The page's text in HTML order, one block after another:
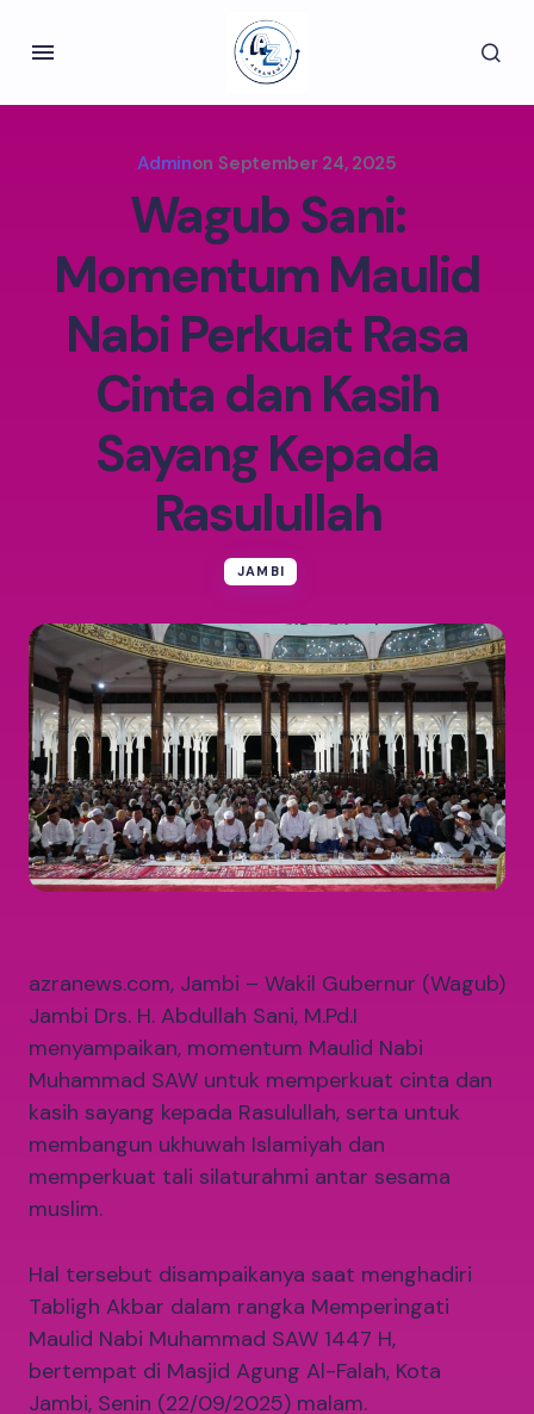
Adminon September 24, 2025
Wagub Sani:
Momentum Maulid
Nabi Perkuat Rasa
Cinta dan Kasih
Sayang Kepada
Rasulullah
JAMBI
azranews.com, Jambi – Wakil Gubernur (Wagub)
Jambi Drs. H. Abdullah Sani, M.Pd.I
menyampaikan, momentum Maulid Nabi
Muhammad SAW untuk memperkuat cinta dan
kasih sayang kepada Rasulullah, serta untuk
membangun ukhuwah Islamiyah dan
memperkuat tali silaturahmi antar sesama
muslim.
Hal tersebut disampaikanya saat menghadiri
Tabligh Akbar dalam rangka Memperingati
Maulid Nabi Muhammad SAW 1447 H,
bertempat di Masjid Agung Al-Falah, Kota
Jambi, Senin (22/09/2025) malam.